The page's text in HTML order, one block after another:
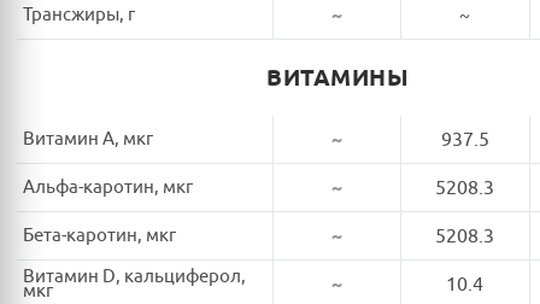
Трансжиры, г ~ ~
ВИТАМИНЫ
Витамин A, мкг ~ 937.5
Альфа-каротин, мкг ~ 5208.3
Бета-каротин, мкг ~ 5208.3
Витамин D, кальциферол,
мкг ~ 10.4